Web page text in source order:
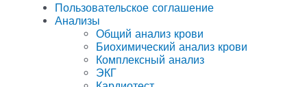
Пользовательское соглашение
Анализы
Общий анализ крови
Биохимический анализ крови
Комплексный анализ
ЭКГ